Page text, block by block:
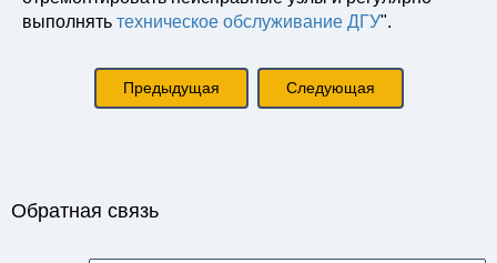
выполнять техническое обслуживание ДГУ".
Предыдущая Следующая
Обратная связь